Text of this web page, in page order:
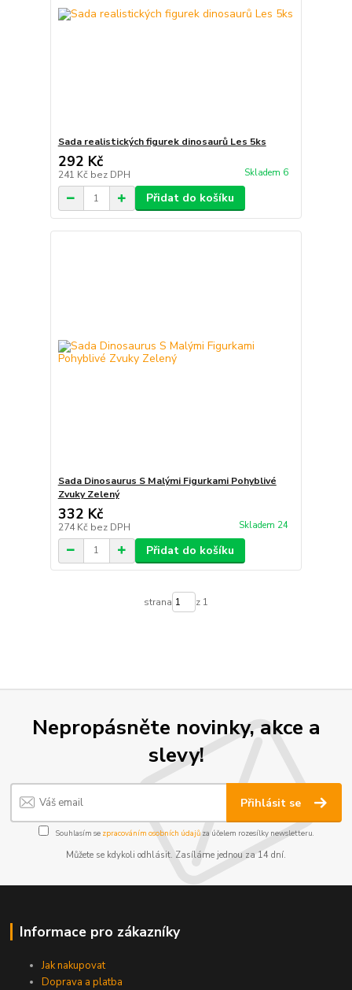
Sada realistických figurek dinosaurů Les 5ks
292 Kč
241 Kč bez DPH Skladem 6
Přidat do košíku
Sada Dinosaurus S Malými Figurkami Pohyblivé
Zvuky Zelený
332 Kč
274 Kč bez DPH Skladem 24
Přidat do košíku
strana z 1
Nepropásněte novinky, akce a
slevy!
Přihlásit se
Souhlasím se zpracováním osobních údajůza účelem rozesílky newsletteru.
Můžete se kdykoli odhlásit. Zasíláme jednou za 14 dní.
Informace pro zákazníky
Jak nakupovat
Doprava a platba